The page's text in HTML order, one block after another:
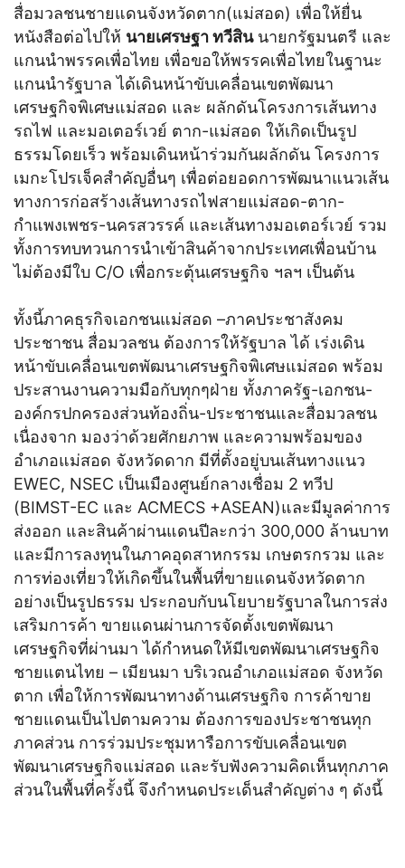
สื่อมวลชนชายแดนจังหวัดตาก(แม่สอด) เพื่อให้ยื่น
หนังสือต่อไปให้ นายเศรษฐา ทวีสินนายกรัฐมนตรี และ
แกนนำพรรคเพื่อไทย เพื่อขอให้พรรคเพื่อไทยในฐานะ
แกนนำรัฐบาล ได้เดินหน้าขับเคลื่อนเขตพัฒนา
เศรษฐกิจพิเศษแม่สอด และ ผลักดันโครงการเส้นทาง
รถไฟ และมอเตอร์เวย์ ตาก-แม่สอด ให้เกิดเป็นรูป
ธรรมโดยเร็ว พร้อมเดินหน้าร่วมกันผลักดัน โครงการ
เมกะโปรเจ็คสำคัญอื่นๆ เพื่อต่อยอดการพัฒนาแนวเส้น
ทางการก่อสร้างเส้นทางรถไฟสายแม่สอด-ตาก-
กำแพงเพชร-นครสวรรค์ และเส้นทางมอเตอร์เวย์ รวม
ทั้งการทบทวนการนำเข้าสินค้าจากประเทศเพื่อนบ้าน
ไม่ต้องมีใบ C/O เพื่อกระตุ้นเศรษฐกิจ ฯลฯ เป็นต้น
ทั้งนี้ภาคธุรกิจเอกชนแม่สอด –ภาคประชาสังคม
ประชาชน สื่อมวลชน ต้องการให้รัฐบาล ได้ เร่งเดิน
หน้าขับเคลื่อนเขตพัฒนาเศรษฐกิจพิเศษแม่สอด พร้อม
ประสานงานความมือกับทุกๆฝ่าย ทั้งภาครัฐ-เอกชน-
องค์กรปกครองส่วนท้องถิ่น-ประชาชนและสื่อมวลชน
เนื่องจาก มองว่าด้วยศักยภาพ และความพร้อมของ
อำเภอแม่สอด จังหวัดดาก มีที่ตั้งอยู่บนเส้นทางแนว
EWEC, NSEC เป็นเมืองศูนย์กลางเชื่อม 2 ทวีป
(BIMST-EC และ ACMECS +ASEAN)และมีมูลค่าการ
ส่งออก และสินค้าผ่านแดนปีละกว่า 300,000 ล้านบาท
และมีการลงทุนในภาคอุดสาหกรรม เกษตรกรวม และ
การท่องเที่ยวให้เกิดขึ้นในพื้นที่ขายแดนจังหวัดตาก
อย่างเป็นรูปธรรม ประกอบกับนโยบายรัฐบาลในการส่ง
เสริมการค้า ขายแดนผ่านการจัดตั้งเขตพัฒนา
เศรษฐกิจที่ผ่านมา ได้กำหนดให้มีเขตพัฒนาเศรษฐกิจ
ชายแตนไทย – เมียนมา บริเวณอำเภอแม่สอด จังหวัด
ตาก เพื่อให้การพัฒนาทางด้านเศรษฐกิจ การค้าขาย
ชายแดนเป็นไปตามความ ต้องการของประชาชนทุก
ภาคส่วน การร่วมประชุมหารือการขับเคลื่อนเขต
พัฒนาเศรษฐกิจแม่สอด และรับฟังความคิดเห็นทุกภาค
ส่วนในพื้นที่ครั้งนี้ จึงกำหนดประเด็นสำคัญต่าง ๆ ดังนี้